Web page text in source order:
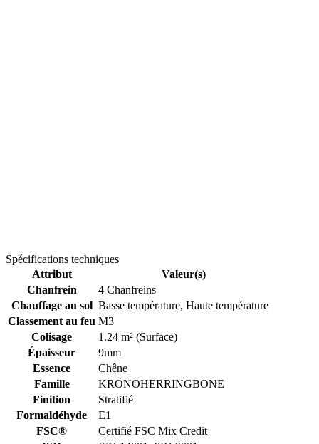
Spécifications techniques
Attribut
Valeur(s)
Chanfrein
4 Chanfreins
Chauffage au sol Basse température, Haute température
Classement au feu M3
Colisage
1.24 m² (Surface)
Épaisseur
9mm
Essence
Chêne
Famille
KRONOHERRINGBONE
Finition
Stratifié
Formaldéhyde
E1
FSC®
Certifié FSC Mix Credit